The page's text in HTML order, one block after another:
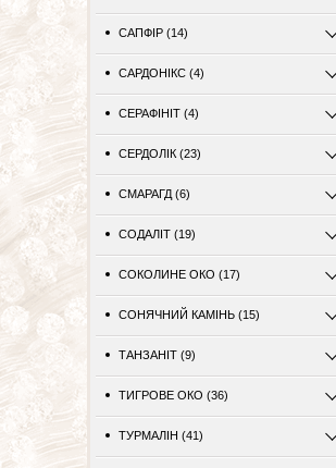
САПФІР (14)
САРДОНІКС (4)
СЕРАФІНІТ (4)
СЕРДОЛІК (23)
СМАРАГД (6)
СОДАЛІТ (19)
СОКОЛИНЕ ОКО (17)
СОНЯЧНИЙ КАМІНЬ (15)
ТАНЗАНІТ (9)
ТИГРОВЕ ОКО (36)
ТУРМАЛІН (41)